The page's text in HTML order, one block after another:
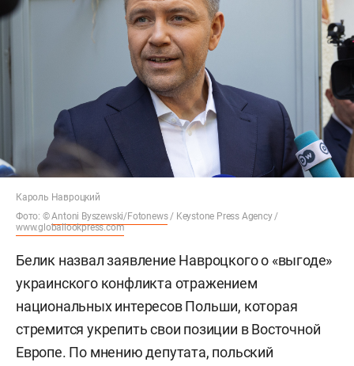
Кароль Навроцкий
Фото: ©Antoni Byszewski/Fotonews/ Keystone Press Agency /
www.globallookpress.com
Белик назвал заявление Навроцкого о «выгоде»
украинского конфликта отражением
национальных интересов Польши, которая
стремится укрепить свои позиции в Восточной
Европе. По мнению депутата, польский